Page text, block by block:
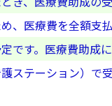
、医療費を全額
です。医療費助成
ステーション）で